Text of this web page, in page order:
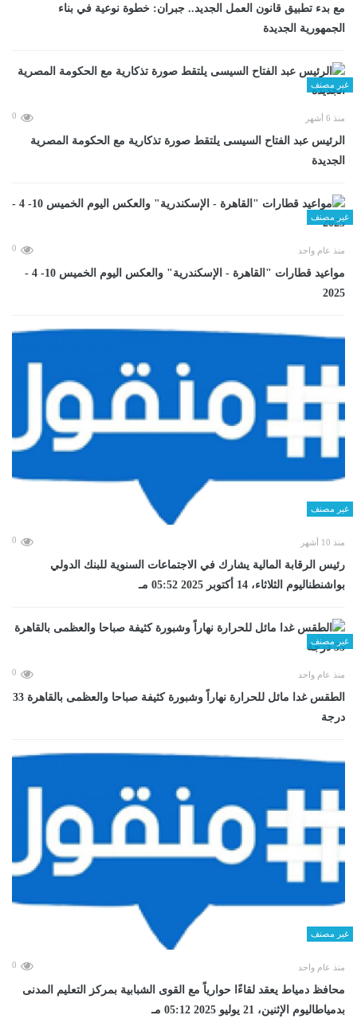
مع بدء تطبيق قانون العمل الجديد.. جبران: خطوة نوعية في بناء
الجمهورية الجديدة
غير مصنف
منذ 6 أشهر 0
الرئيس عبد الفتاح السيسى يلتقط صورة تذكارية مع الحكومة المصرية
الجديدة
غير مصنف
منذ عام واحد 0
مواعيد قطارات "القاهرة - الإسكندرية" والعكس اليوم الخميس 10- 4 -
2025
غير مصنف
منذ 10 أشهر 0
رئيس الرقابة المالية يشارك في الاجتماعات السنوية للبنك الدولي
بواشنطناليوم الثلاثاء، 14 أكتوبر 2025 05:52 مـ
غير مصنف
منذ عام واحد 0
الطقس غدا مائل للحرارة نهاراً وشبورة كثيفة صباحا والعظمى بالقاهرة 33
درجة
غير مصنف
منذ عام واحد 0
محافظ دمياط يعقد لقاءًا حوارياً مع القوى الشبابية بمركز التعليم المدنى
بدمياطاليوم الإثنين، 21 يوليو 2025 05:12 مـ